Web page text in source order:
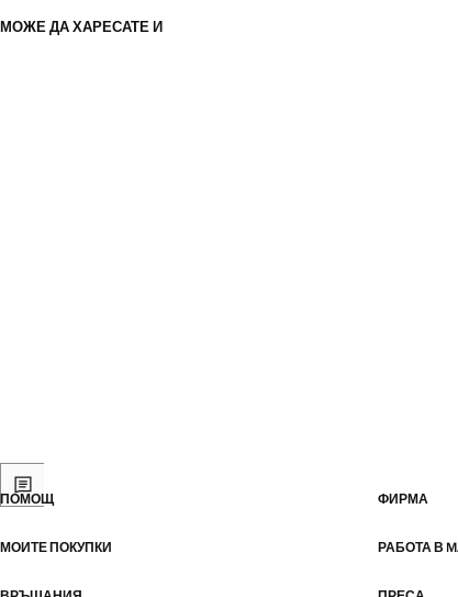
МОЖЕ ДА ХАРЕСАТЕ И
ПОМОЩ ФИРМА
МОИТЕ ПОКУПКИ РАБОТА В